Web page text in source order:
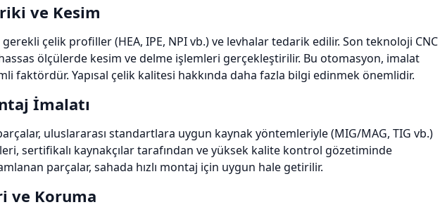
ve Kesim
çelik profiller (HEA, IPE, NPI vb.) ve levhalar tedarik edilir. Son teknoloji CNC
ölçülerde kesim ve delme işlemleri gerçekleştirilir. Bu otomasyon, imalat
faktördür. Yapısal çelik kalitesi hakkında daha fazla bilgi edinmek önemlidir.
İmalatı
uluslararası standartlara uygun kaynak yöntemleriyle (MIG/MAG, TIG vb.)
sertifikalı kaynakçılar tarafından ve yüksek kalite kontrol gözetiminde
parçalar, sahada hızlı montaj için uygun hale getirilir.
ve Koruma